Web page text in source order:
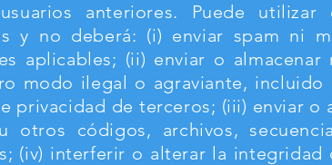
anteriores. Puede
y no deberá: (i) enviar spam ni
aplicables; (ii) enviar o almacenar
modo ilegal o agraviante,
privacidad de terceros; (iii) enviar o
otros códigos, archivos,
(iv) interferir o alterar la